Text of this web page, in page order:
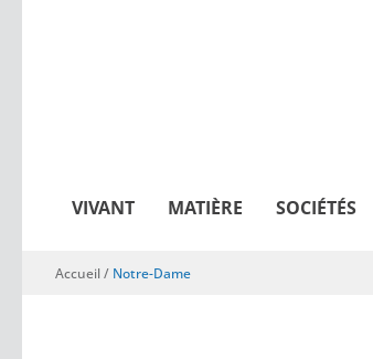
VIVANT MATIÈRE SOCIÉTÉS
Vous êtes ici
Accueil/ Notre-Dame